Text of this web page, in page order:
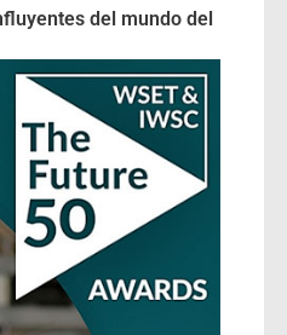
del mundo del